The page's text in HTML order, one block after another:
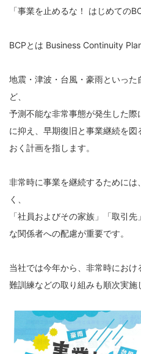
「事業を止めるな！ はじめての
BCPとは Business Continuity
地震・津波・台風・豪雨といっ
ど、
予測不能な非常事態が発生した
に抑え、早期復旧と事業継続を
おく計画を指します。
非常時に事業を継続するために
く、
「社員およびその家族」「取引
な関係者への配慮が重要です。
当社では今年から、非常時にお
難訓練などの取り組みも順次実施